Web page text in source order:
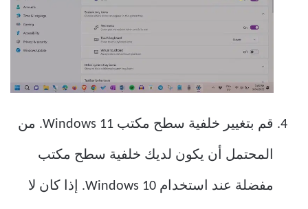
قم بتغيير خلفية سطح مكتب Windows 11. من
المحتمل أن يكون لديك خلفية سطح مكتب
مفضلة عند استخدام Windows 10. إذا كان لا